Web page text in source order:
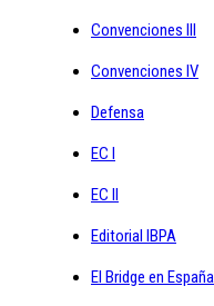
Convenciones III
Convenciones IV
Defensa
EC I
EC II
Editorial IBPA
El Bridge en España